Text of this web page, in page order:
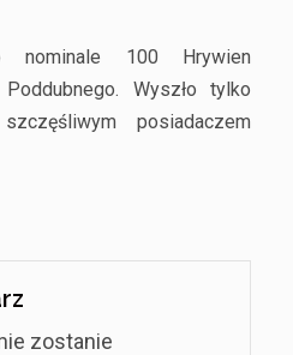
nominale 100 Hrywien
Wyszło tylko
posiadaczem
zostanie